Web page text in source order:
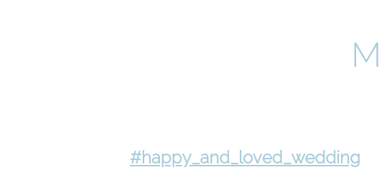
М
#happy_and_loved_wedding